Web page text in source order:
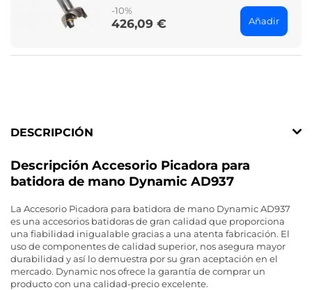
-10%
Price
426,09 € Añadir
DESCRIPCIÓN
Descripción Accesorio Picadora para
batidora de mano Dynamic AD937
La Accesorio Picadora para batidora de mano Dynamic AD937
es una accesorios batidoras de gran calidad que proporciona
una fiabilidad inigualable gracias a una atenta fabricación. El
uso de componentes de calidad superior, nos asegura mayor
durabilidad y así lo demuestra por su gran aceptación en el
mercado. Dynamic nos ofrece la garantía de comprar un
producto con una calidad-precio excelente.